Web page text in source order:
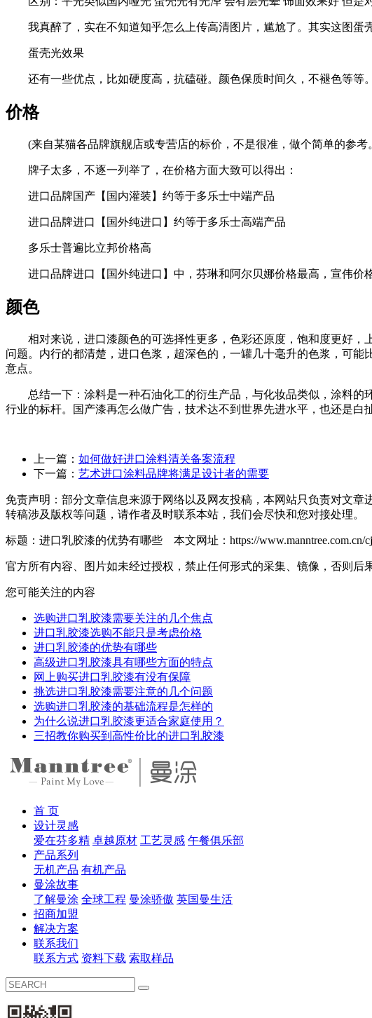
我真醉了，实在不知道知乎怎么上传高清图片，尴尬了。其实这图蛋壳
蛋壳光效果
还有一些优点，比如硬度高，抗磕碰。颜色保质时间久，不褪色等等。
价格
(来自某猫各品牌旗舰店或专营店的标价，不是很准，做个简单的参考
牌子太多，不逐一列举了，在价格方面大致可以得出：
进口品牌国产【国内灌装】约等于多乐士中端产品
进口品牌进口【国外纯进口】约等于多乐士高端产品
多乐士普遍比立邦价格高
进口品牌进口【国外纯进口】中，芬琳和阿尔贝娜价格最高，宣伟价格
颜色
相对来说，进口漆颜色的可选择性更多，色彩还原度，饱和度更好，
问题。内行的都清楚，进口色浆，超深色的，一罐几十毫升的色浆，可
意点。
总结一下：涂料是一种石油化工的衍生产品，与化妆品类似，涂料的
行业的标杆。国产漆再怎么做广告，技术达不到世界先进水平，也还是
上一篇： 如何做好进口涂料清关备案流程
下一篇： 艺术进口涂料品牌将满足设计者的需要
免责声明：部分文章信息来源于网络以及网友投稿，本网站只负责对文
转稿涉及版权等问题，请作者及时联系本站，我们会尽快和您对接处理。
标题：进口乳胶漆的优势有哪些 本文网址：https://www.manntree.com.cn/
官方所有内容、图片如未经过授权，禁止任何形式的采集、镜像，否则后
您可能关注的内容
选购进口乳胶漆需要关注的几个焦点
进口乳胶漆选购不能只是考虑价格
进口乳胶漆的优势有哪些
高级进口乳胶漆具有哪些方面的特点
网上购买进口乳胶漆有没有保障
挑选进口乳胶漆需要注意的几个问题
选购进口乳胶漆的基础流程是怎样的
为什么说进口乳胶漆更适合家庭使用？
三招教你购买到高性价比的进口乳胶漆
首 页
设计灵感
爱在芬多精 卓越原材 工艺灵感 午餐俱乐部
产品系列
无机产品 有机产品
曼涂故事
了解曼涂 全球工程 曼涂骄傲 英国曼生活
招商加盟
解决方案
联系我们
联系方式 资料下载 索取样品